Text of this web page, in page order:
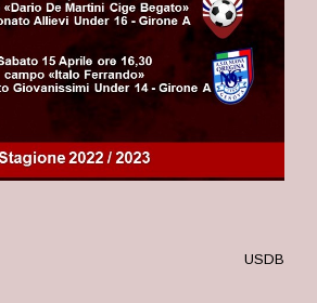
USDB